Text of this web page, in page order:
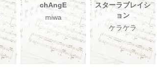
chAngE
miwa
スターラブレイシ
ョン
ケラケラ